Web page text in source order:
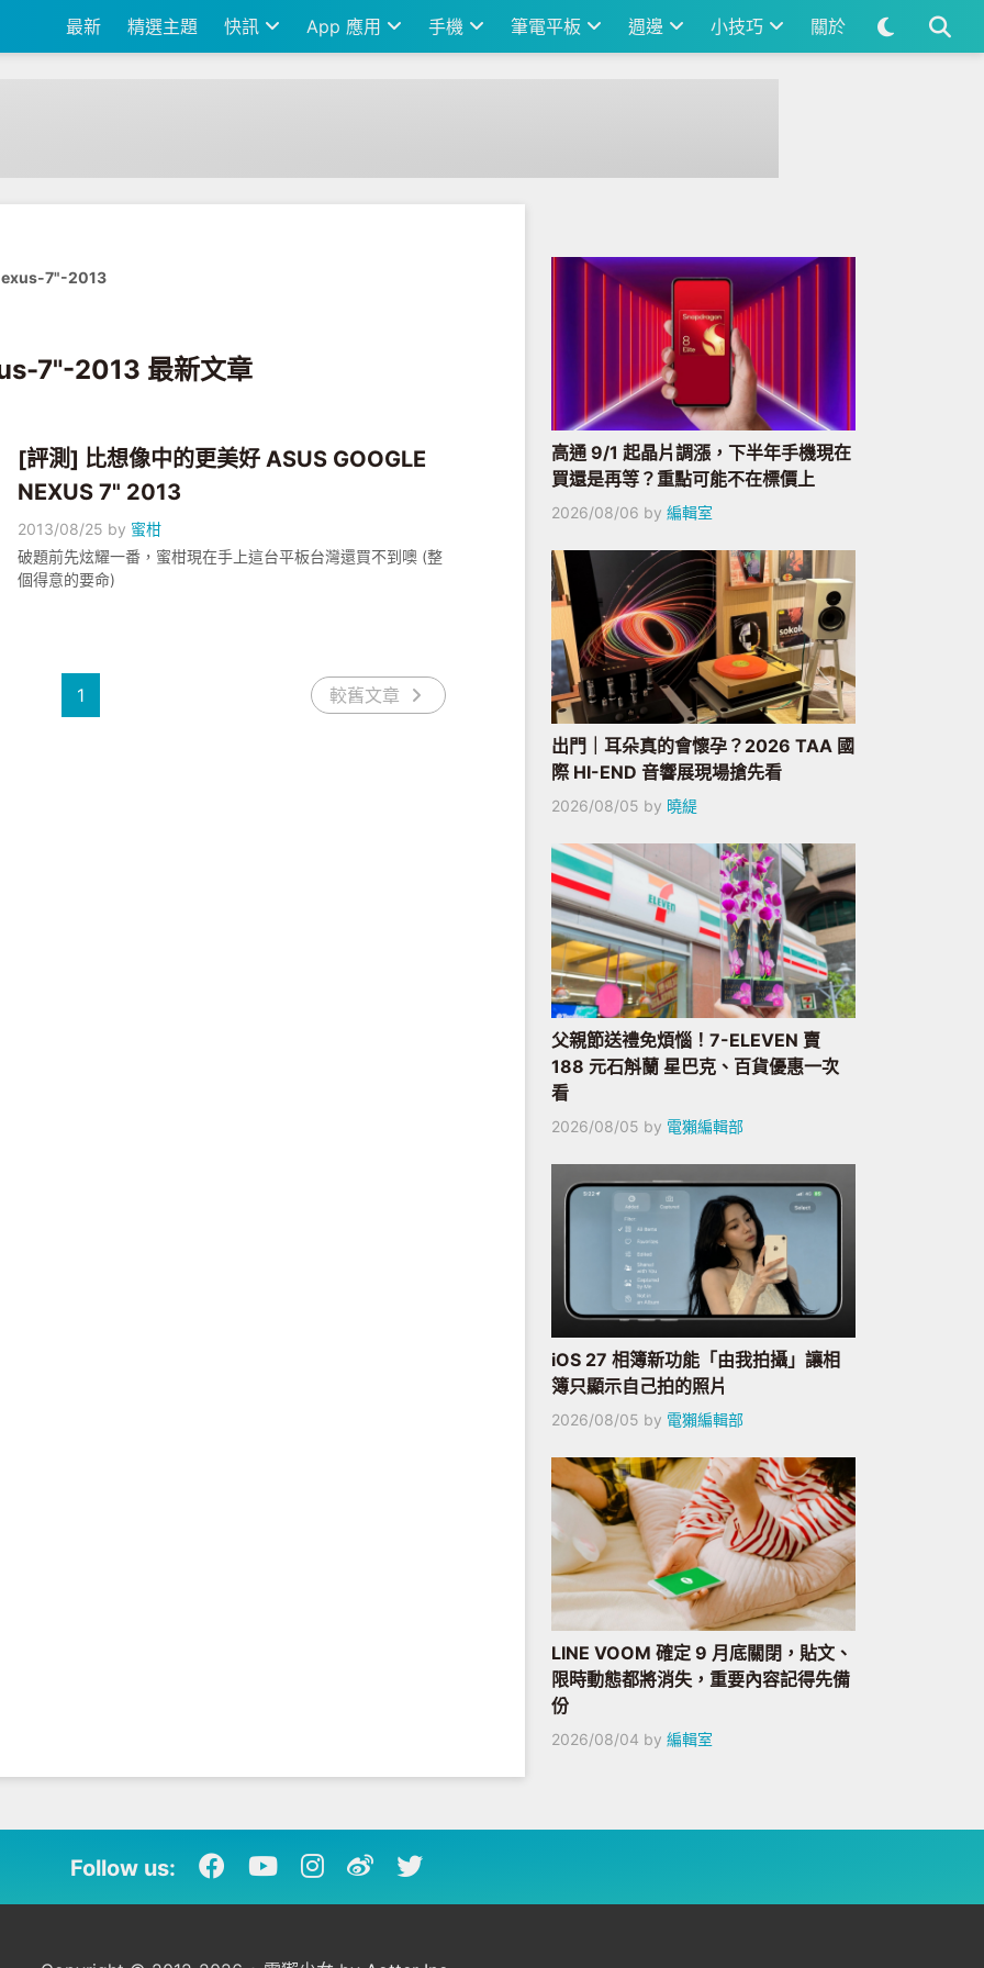
最新 精選主題 快訊 App 應用 手機 筆電平板 週邊 小技巧 關於
7"-2013
7"-2013 最新文章
[評測] 比想像中的更美好 ASUS GOOGLE
NEXUS 7" 2013
2013/08/25 by 蜜柑
破題前先炫耀一番，蜜柑現在手上這台平板台灣還買不到噢 (整
個得意的要命)
1 較舊文章
高通 9/1 起晶片調漲，下半年手機現在
買還是再等？重點可能不在標價上
2026/08/06 by 編輯室
出門｜耳朵真的會懷孕？2026 TAA 國
際 HI-END 音響展現場搶先看
2026/08/05 by 曉緹
父親節送禮免煩惱！7-ELEVEN 賣
188 元石斛蘭 星巴克、百貨優惠一次
看
2026/08/05 by 電獺編輯部
iOS 27 相簿新功能「由我拍攝」讓相
簿只顯示自己拍的照片
2026/08/05 by 電獺編輯部
LINE VOOM 確定 9 月底關閉，貼文、
限時動態都將消失，重要內容記得先備
份
2026/08/04 by 編輯室
Follow us: